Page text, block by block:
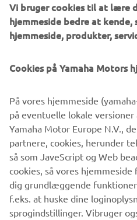
Vi bruger cookies til at lære
hjemmeside bedre at kende,
hjemmeside, produkter,
Cookies på Yamaha Motors
På vores hjemmeside
på eventuelle lokale
Yamaha Motor Europe N.V.,
partnere, cookies, herunder
så som JaveScript og Web
cookies, så vores
dig grundlæggende
f.eks. at huske dine
sprogindstillinger. Vibruger